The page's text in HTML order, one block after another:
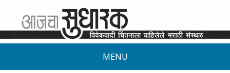
MENU